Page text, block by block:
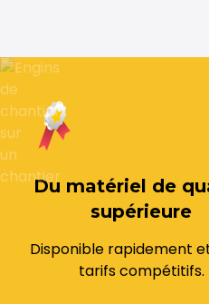
Du matériel de
supérieure
Disponible rapidement
tarifs compétitifs.